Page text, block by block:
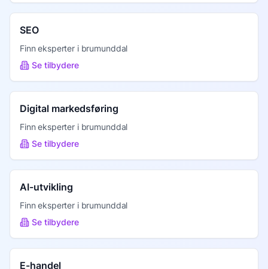
SEO
Finn eksperter i brumunddal
Se tilbydere
Digital markedsføring
Finn eksperter i brumunddal
Se tilbydere
AI-utvikling
Finn eksperter i brumunddal
Se tilbydere
E-handel